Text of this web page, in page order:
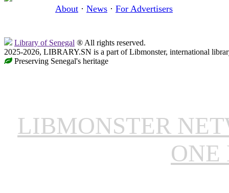
About · News · For Advertisers
Library of Senegal ® All rights reserved.
2025-2026, LIBRARY.SN is a part of Libmonster, international
Preserving Senegal's heritage
LIBMONSTER
ONE